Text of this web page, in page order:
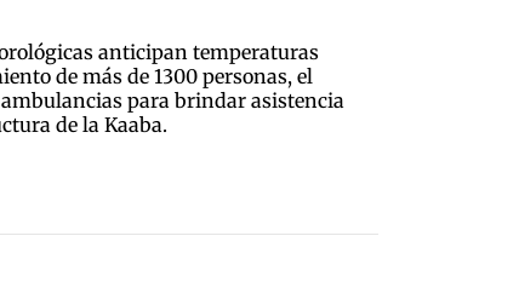
anticipan temperaturas
de más de 1300 personas, el
para brindar asistencia
de la Kaaba.